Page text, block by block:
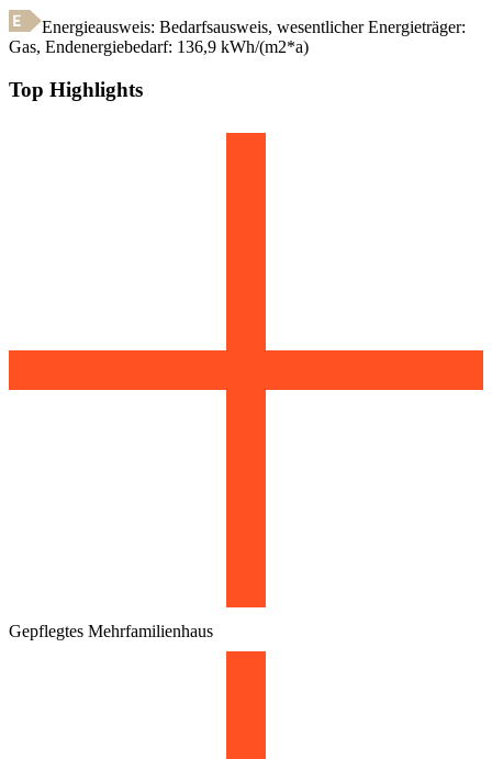
Energieausweis: Bedarfsausweis, wesentlicher Energieträger:
Gas, Endenergiebedarf: 136,9 kWh/(m2*a)
Top Highlights
Gepflegtes Mehrfamilienhaus